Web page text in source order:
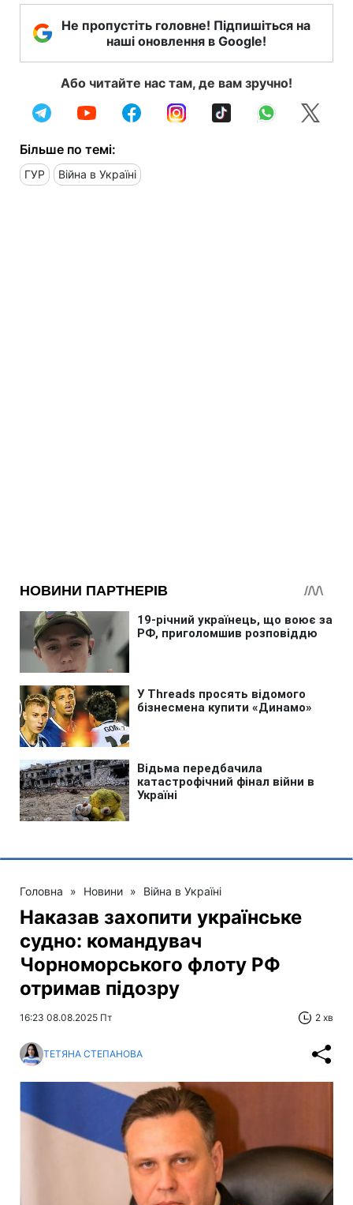
Не пропустіть головне! Підпишіться на
наші оновлення в Google!
Або читайте нас там, де вам зручно!
Більше по темі:
ГУР Війна в Україні
Головна » Новини » Війна в Україні
Наказав захопити українське
судно: командувач
Чорноморського флоту РФ
отримав підозру
16:23 08.08.2025 Пт 2 хв
ТЕТЯНА СТЕПАНОВА